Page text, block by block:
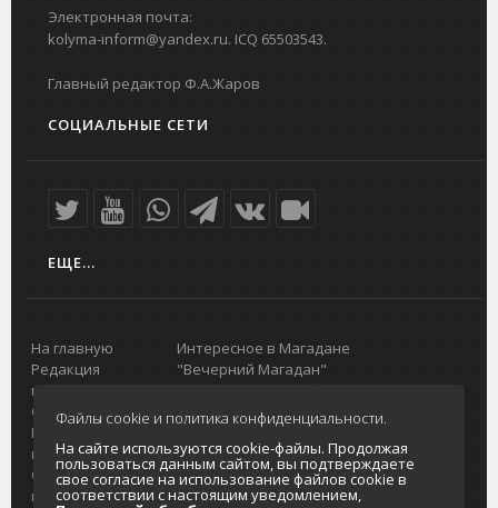
Электронная почта:
kolyma-inform@yandex.ru. ICQ 65503543.
Главный редактор Ф.А.Жаров
СОЦИАЛЬНЫЕ СЕТИ
ЕЩЕ...
На главную
Редакция
портала
О проекте
Реклама на
портале
Отзывы и
предложения
Интересное в Магадане
"Вечерний Магадан"
Городская доска объявлений
Реклама
Главный туристический портал
Колымы
Политика в отношении обработки
персональных данных
Файлы cookie и политика конфиденциальности.
На сайте используются cookie-файлы. Продолжая
пользоваться данным сайтом, вы подтверждаете
свое согласие на использование файлов cookie в
соответствии с настоящим уведомлением,